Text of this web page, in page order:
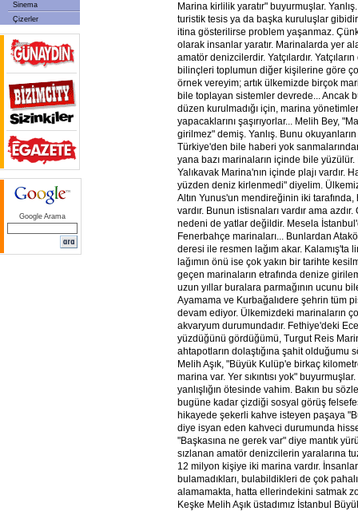
Sinema
Çizerler
Google Arama
Marina kirlilik yaratır" buyurmuşlar.
turistik tesis ya da başka kuruluşlar
itina gösterilirse problem yaşanmaz.
olarak insanlar yaratır. Marinalarda yer
amatör denizcilerdir. Yatçılardır.
bilinçleri toplumun diğer kişilerine göre
örnek vereyim; artık ülkemizde birçok
bile toplayan sistemler devrede... Ancak
düzen kurulmadığı için, marina
yapacaklarını şaşırıyorlar... Melih Bey,
girilmez" demiş. Yanlış. Bunu okuyanların
Türkiye'den bile haberi yok
yana bazı marinaların içinde bile
Yalıkavak Marina'nın içinde plajı vardır.
yüzden deniz kirlenmedi" diyelim.
Altın Yunus'un mendireğinin iki tarafında,
vardır. Bunun istisnaları vardır ama
nedeni de yatlar değildir. Mesela
Fenerbahçe marinaları... Bunlardan
deresi ile resmen lağım akar. Kalamış'ta
lağımın önü ise çok yakın bir tarihte
geçen marinaların etrafında denize
uzun yıllar buralara parmağının ucunu
Ayamama ve Kurbağalıdere şehrin tüm
devam ediyor. Ülkemizdeki marinaların
akvaryum durumundadır. Fethiye'deki
yüzdüğünü gördüğümü, Turgut Reis
ahtapotların dolaştığına şahit olduğumu
Melih Aşık, "Büyük Kulüp'e birkaç
marina var. Yer sıkıntısı yok"
yanlışlığın ötesinde vahim. Bakın bu
bugüne kadar çizdiği sosyal görüş
hikayede şekerli kahve isteyen paşaya
diye isyan eden kahveci durumunda
"Başkasına ne gerek var" diye mantık
sızlanan amatör denizcilerin yaralarına
12 milyon kişiye iki marina vardır.
bulamadıkları, bulabildikleri de çok
alamamakta, hatta ellerindekini satmak
Keşke Melih Aşık üstadımız İstanbul